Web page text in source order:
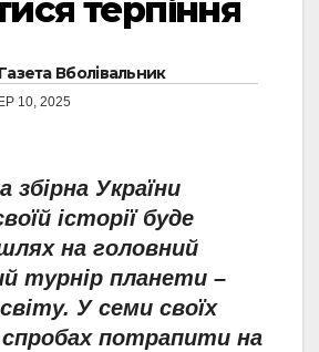
терпіння
Газета Вболівальник
10, 2025
збірна України
історії буде
на головний
турнір планети –
У семи своїх
спробах потрапити на